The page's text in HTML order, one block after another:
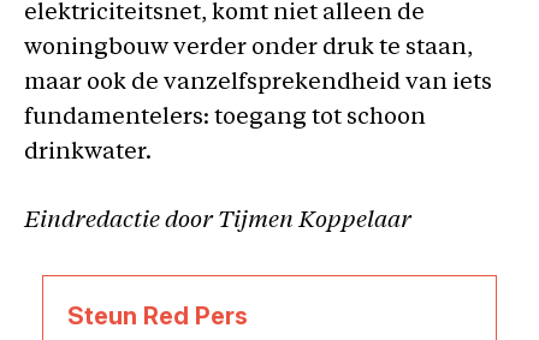
elektriciteitsnet, komt niet alleen de
woningbouw verder onder druk te staan,
maar ook de vanzelfsprekendheid van iets
fundamentelers: toegang tot schoon
drinkwater.
Eindredactie door Tijmen Koppelaar
Steun Red Pers